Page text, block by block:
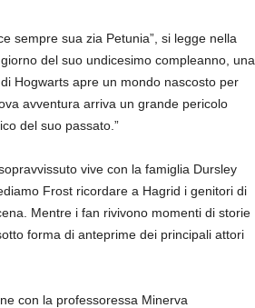
sempre sua zia Petunia”, si legge nella
del suo undicesimo compleanno, una
Hogwarts apre un mondo nascosto per
avventura arriva un grande pericolo
del suo passato.”
vive con la famiglia Dursley
Frost ricordare a Hagrid i genitori di
Mentre i fan rivivono momenti di storie
forma di anteprime dei principali attori
con la professoressa Minerva